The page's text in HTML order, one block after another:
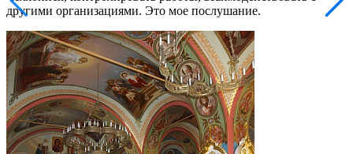
другими организациями. Это мое послушание.